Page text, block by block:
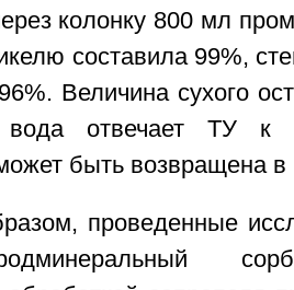
колонку 800 мл
составила 99%,
Величина сухого
вода отвечает ТУ к
быть возвращена в
проведенные